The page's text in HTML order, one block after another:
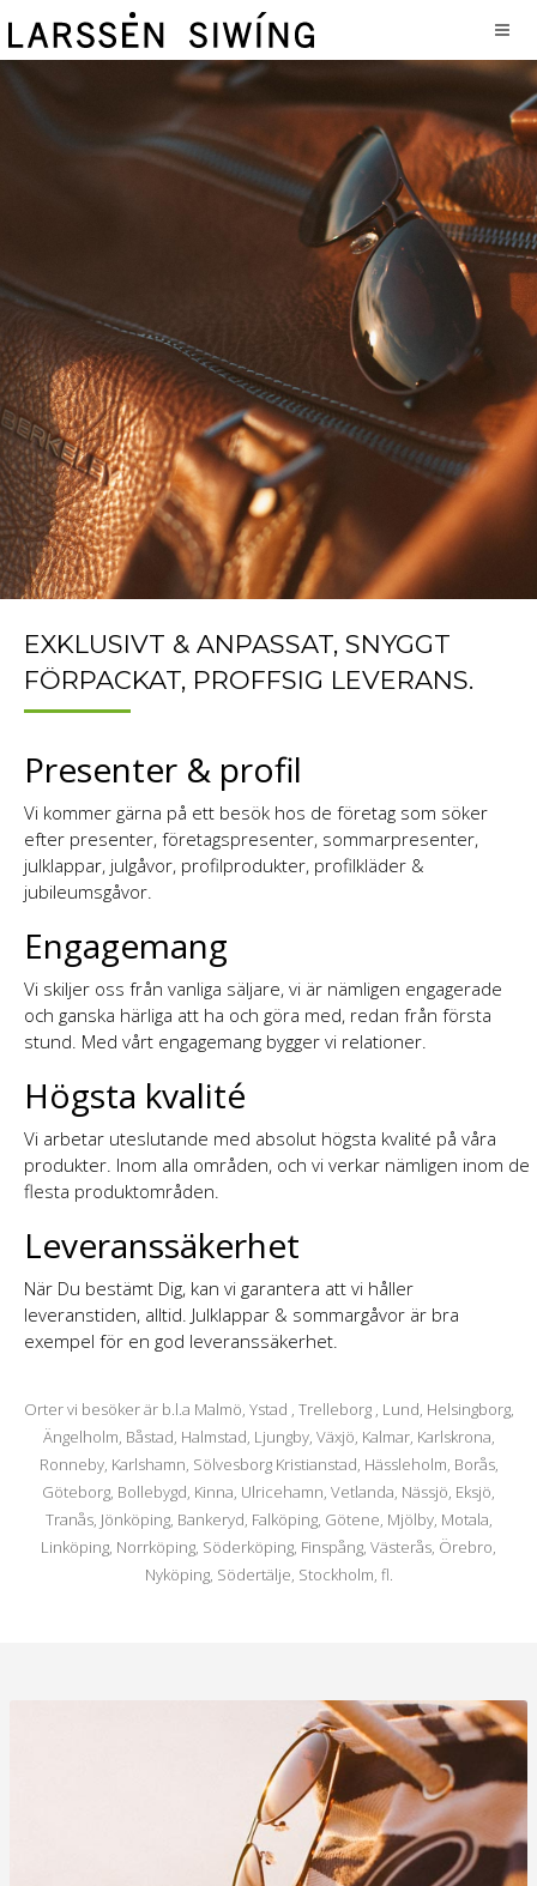
EXKLUSIVT & ANPASSAT, SNYGGT
FÖRPACKAT, PROFFSIG LEVERANS.
Presenter & profil
Vi kommer gärna på ett besök hos de företag som söker
efter presenter, företagspresenter, sommarpresenter,
julklappar, julgåvor, profilprodukter, profilkläder &
jubileumsgåvor.
Engagemang
Vi skiljer oss från vanliga säljare, vi är nämligen engagerade
och ganska härliga att ha och göra med, redan från första
stund. Med vårt engagemang bygger vi relationer.
Högsta kvalité
Vi arbetar uteslutande med absolut högsta kvalité på våra
produkter. Inom alla områden, och vi verkar nämligen inom de
flesta produktområden.
Leveranssäkerhet
När Du bestämt Dig, kan vi garantera att vi håller
leveranstiden, alltid. Julklappar & sommargåvor är bra
exempel för en god leveranssäkerhet.
Orter vi besöker är b.l.a Malmö, Ystad , Trelleborg , Lund, Helsingborg,
Ängelholm, Båstad, Halmstad, Ljungby, Växjö, Kalmar, Karlskrona,
Ronneby, Karlshamn, Sölvesborg Kristianstad, Hässleholm, Borås,
Göteborg, Bollebygd, Kinna, Ulricehamn, Vetlanda, Nässjö, Eksjö,
Tranås, Jönköping, Bankeryd, Falköping, Götene, Mjölby, Motala,
Linköping, Norrköping, Söderköping, Finspång, Västerås, Örebro,
Nyköping, Södertälje, Stockholm, fl.